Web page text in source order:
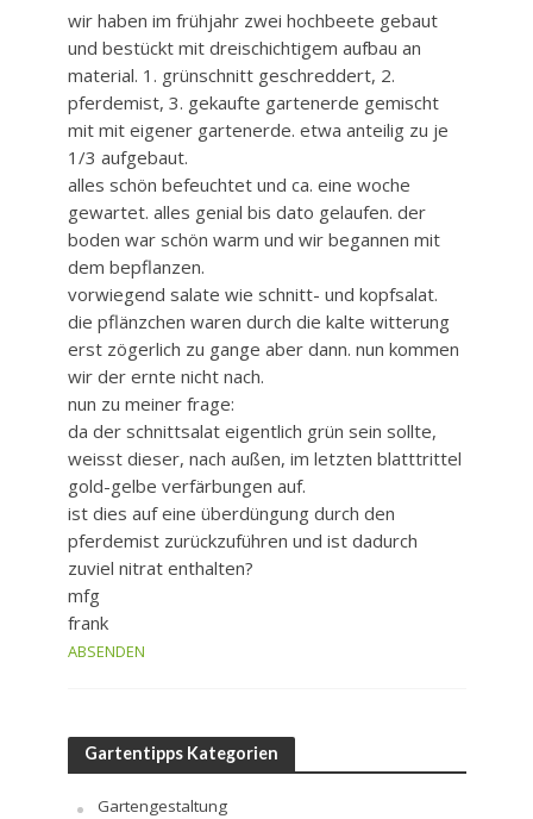
wir haben im frühjahr zwei hochbeete gebaut
und bestückt mit dreischichtigem aufbau an
material. 1. grünschnitt geschreddert, 2.
pferdemist, 3. gekaufte gartenerde gemischt
mit mit eigener gartenerde. etwa anteilig zu je
1/3 aufgebaut.
alles schön befeuchtet und ca. eine woche
gewartet. alles genial bis dato gelaufen. der
boden war schön warm und wir begannen mit
dem bepflanzen.
vorwiegend salate wie schnitt- und kopfsalat.
die pflänzchen waren durch die kalte witterung
erst zögerlich zu gange aber dann. nun kommen
wir der ernte nicht nach.
nun zu meiner frage:
da der schnittsalat eigentlich grün sein sollte,
weisst dieser, nach außen, im letzten blatttrittel
gold-gelbe verfärbungen auf.
ist dies auf eine überdüngung durch den
pferdemist zurückzuführen und ist dadurch
zuviel nitrat enthalten?
mfg
frank
ABSENDEN
Gartentipps Kategorien
Gartengestaltung